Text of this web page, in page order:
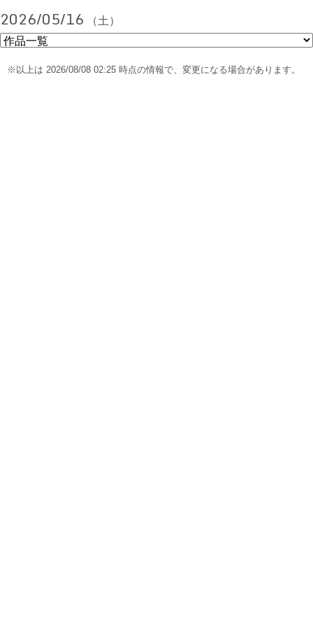
2026/05/16 （土）
※以上は 2026/08/08 02:25 時点の情報で、変更になる場合があります。